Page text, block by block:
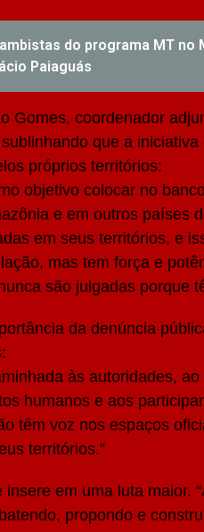
do programa MT no
Paiaguás
Gomes, coordenador
que a
próprios territórios:
objetivo colocar no
e em outros países
em seus territórios, e
mas tem força e
são julgadas porque
da denúncia
às autoridades,
humanos e aos
têm voz nos espaços
territórios.”
insere em uma luta maior.
propondo e